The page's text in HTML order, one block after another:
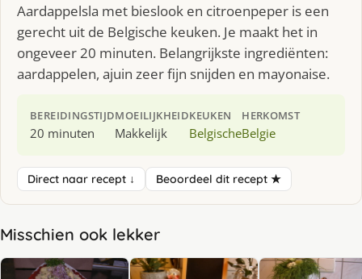
Aardappelsla met bieslook en citroenpeper is een
gerecht uit de Belgische keuken. Je maakt het in
ongeveer 20 minuten. Belangrijkste ingrediënten:
aardappelen, ajuin zeer fijn snijden en mayonaise.
BEREIDINGSTIJD
20 minuten
MOEILIJKHEID
Makkelijk
KEUKEN
Belgische
HERKOMST
Belgie
Direct naar recept ↓ Beoordeel dit recept ★
Misschien ook lekker